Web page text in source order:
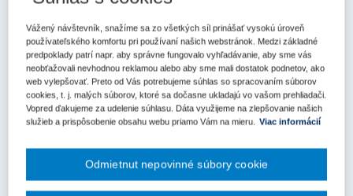
Register kľúčových slov
Výzva podporuje rozličné verejnoprospešné iniciatívy z oblasti
športu, vzdelávania, či kultúry.
Oprávnené územie:Trnavský kraj, Bratislavský kraj, Košický
Prešovský kraj, Trenčiansky kraj
Oprávnení žiadatelia:Akademický sektor, Mimovládne
Vážený návštevník, snažíme sa zo všetkých síl prinášať vysokú úroveň
používateľského komfortu pri používaní našich webstránok. Medzi základné
predpoklady patrí napr. aby správne fungovalo vyhľadávanie, aby sme vás
neobťažovali nevhodnou reklamou alebo aby sme mali dostatok podnetov, ako
web vylepšovať. Preto od Vás potrebujeme súhlas so spracovaním súborov
cookies, t. j. malých súborov, ktoré sa dočasne ukladajú vo vašom prehliadači.
Vopred ďakujeme za udelenie súhlasu. Dáta využijeme na zlepšovanie našich
služieb a prispôsobenie obsahu webu priamo Vám na mieru. Viac informácií
Odmietnut nepovinné súbory cookie